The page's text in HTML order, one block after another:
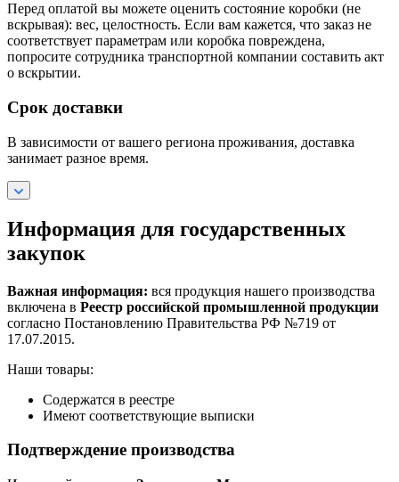
Перед оплатой вы можете оценить состояние коробки (не
вскрывая): вес, целостность. Если вам кажется, что заказ не
соответствует параметрам или коробка повреждена,
попросите сотрудника транспортной компании составить акт
о вскрытии.
Срок доставки
В зависимости от вашего региона проживания, доставка
занимает разное время.
Информация для государственных
закупок
Важная информация: вся продукция нашего производства
включена в Реестр российской промышленной продукции
согласно Постановлению Правительства РФ №719 от
17.07.2015.
Наши товары:
Содержатся в реестре
Имеют соответствующие выписки
Подтверждение производства